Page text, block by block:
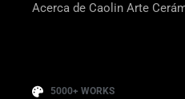
Acerca de Caolin Arte
5000+ WORKS